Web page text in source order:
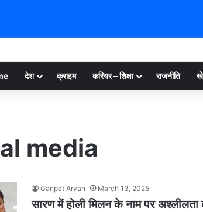
देश क्राइम करियर – शिक्षा राजनीति
media
Ganpat Aryan March 13, 2025
सारण में होली मिलन के नाम पर अश्लीलता